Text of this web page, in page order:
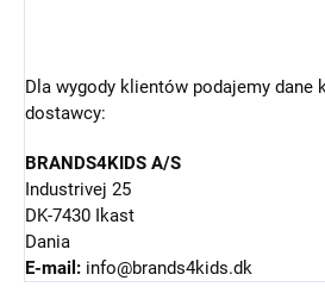
Dla wygody klientów podajemy dane
dostawcy:
BRANDS4KIDS A/S
Industrivej 25
DK-7430 Ikast
Dania
E-mail: info@brands4kids.dk